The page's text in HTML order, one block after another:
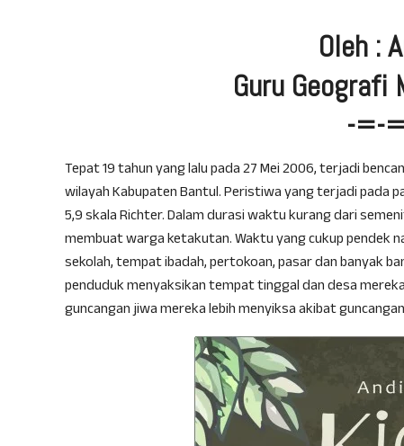
Oleh :
Guru Geografi
-=-
Tepat 19 tahun yang lalu pada 27 Mei 2006, terjadi
wilayah Kabupaten Bantul. Peristiwa yang terjadi pada
5,9 skala Richter. Dalam durasi waktu kurang dari
membuat warga ketakutan. Waktu yang cukup pendek
sekolah, tempat ibadah, pertokoan, pasar dan banyak
penduduk menyaksikan tempat tinggal dan desa
guncangan jiwa mereka lebih menyiksa akibat